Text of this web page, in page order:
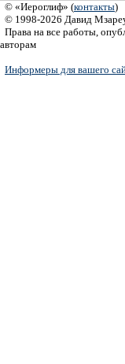
© «Иероглиф» (контакты)
© 1998-2026 Давид
Права на все работы,
авторам
Информеры для вашего